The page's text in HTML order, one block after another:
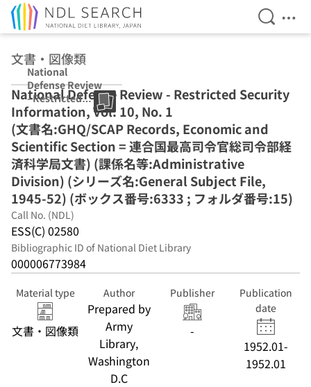
Open
文書・図像類
National
Defense Review
- Restricted
Security
Information,
Vol. 10, No. 1 (文
書名:GHQ/SCAP
Records,
Economic and
Scientific
Section = 連合国
最高司令官総司令
部経済科学局文
書) (課係名
等:Administrativ
e Division) (シリ
Subject File,
1945-52) (ボック
ス番号:6333 ; フ
ォルダ番号:15)
National Defense Review - Restricted Security
Information, Vol. 10, No. 1
(文書名:GHQ/SCAP Records, Economic and
Scientific Section = 連合国最高司令官総司令部経
済科学局文書) (課係名等:Administrative
Division) (シリーズ名:General Subject File,
1945-52) (ボックス番号:6333 ; フォルダ番号:15)
Call No. (NDL)
ESS(C) 02580
Bibliographic ID of National Diet Library
000006773984
Material type
文書・図像類
Author
Prepared by
Army
Library,
Washington
D.C
Publisher
-
Publication
date
1952.01-
1952.01